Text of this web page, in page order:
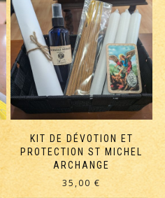
KIT DE DÉVOTION ET
PROTECTION ST MICHEL
ARCHANGE
35,00 €